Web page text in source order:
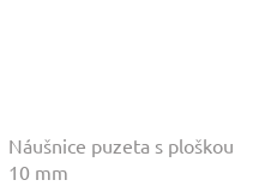
Náušnice puzeta s ploškou
10 mm